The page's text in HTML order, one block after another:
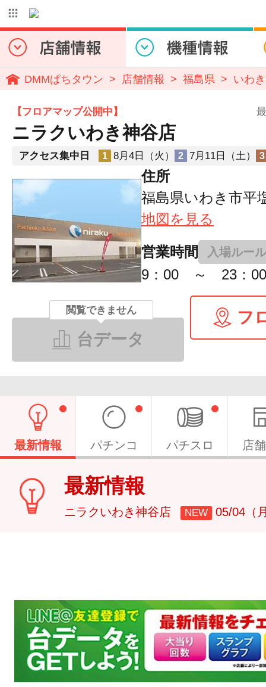
DMMぱちタウン 店舗情報 福島県 いわ
【フロアマップ公開中】
ニラクいわき神谷店
アクセス集中日 1 8月4日（火） 2 7月11日（土） 3
住所
福島県いわき市平
地図を見る
営業時間 入場ルール
9：00 ～ 23：00
閲覧できません
台データ
フ
最新情報 パチンコ パチスロ 店
最新情報
ニラクいわき神谷店 NEW 05/04（